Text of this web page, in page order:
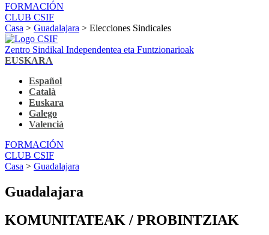
FORMACIÓN
CLUB CSIF
Casa > Guadalajara > Elecciones Sindicales
Zentro Sindikal Independentea eta Funtzionarioak
EUSKARA
Español
Català
Euskara
Galego
Valencià
FORMACIÓN
CLUB CSIF
Casa > Guadalajara
Guadalajara
KOMUNITATEAK / PROBINTZIAK